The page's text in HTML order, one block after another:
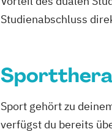
Studienabschluss
Sport gehört zu
verfügst du bereits